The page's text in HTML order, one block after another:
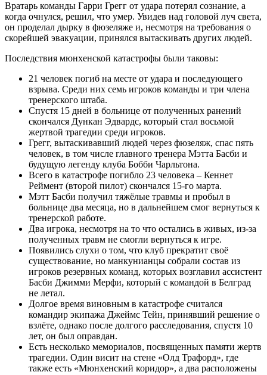
Вратарь команды Гарри Грегг от удара потерял сознание, а
когда очнулся, решил, что умер. Увидев над головой луч света,
он проделал дырку в фюзеляже и, несмотря на требования о
скорейшей эвакуации, принялся вытаскивать других людей.
Последствия мюнхенской катастрофы были таковы:
21 человек погиб на месте от удара и последующего
взрыва. Среди них семь игроков команды и три члена
тренерского штаба.
Спустя 15 дней в больнице от полученных ранений
скончался Дункан Эдвардс, который стал восьмой
жертвой трагедии среди игроков.
Грегг, вытаскивавший людей через фюзеляж, спас пять
человек, в том числе главного тренера Мэтта Басби и
будущую легенду клуба Бобби Чарльтона.
Всего в катастрофе погибло 23 человека – Кеннет
Реймент (второй пилот) скончался 15-го марта.
Мэтт Басби получил тяжёлые травмы и пробыл в
больнице два месяца, но в дальнейшем смог вернуться к
тренерской работе.
Два игрока, несмотря на то что остались в живых, из-за
полученных травм не смогли вернуться к игре.
Появились слухи о том, что клуб прекратит своё
существование, но манкунианцы собрали состав из
игроков резервных команд, которых возглавил ассистент
Басби Джимми Мерфи, который с командой в Белград
не летал.
Долгое время виновным в катастрофе считался
командир экипажа Джеймс Тейн, принявший решение о
взлёте, однако после долгого расследования, спустя 10
лет, он был оправдан.
Есть несколько мемориалов, посвященных памяти жертв
трагедии. Один висит на стене «Олд Трафорд», где
также есть «Мюнхенский коридор», а два расположены